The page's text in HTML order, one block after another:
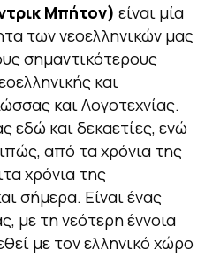
Μπήτον) είναι μία
των νεοελληνικών μας
σημαντικότερους
και
και Λογοτεχνίας.
εδώ και δεκαετίες, ενώ
από τα χρόνια της
χρόνια της
σήμερα. Είναι ένας
με τη νεότερη έννοια
με τον ελληνικό χώρο